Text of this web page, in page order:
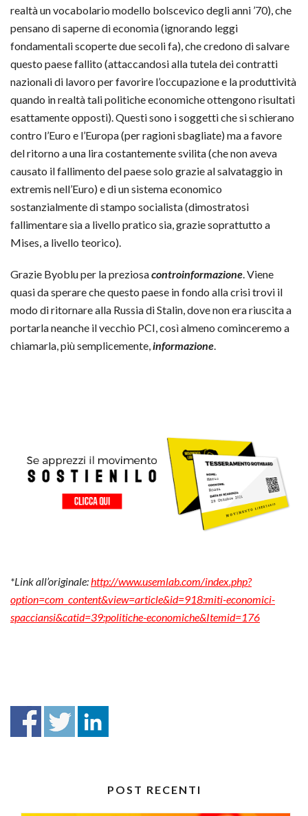
realtà un vocabolario modello bolscevico degli anni ’70), che
pensano di saperne di economia (ignorando leggi
fondamentali scoperte due secoli fa), che credono di salvare
questo paese fallito (attaccandosi alla tutela dei contratti
nazionali di lavoro per favorire l’occupazione e la produttività
quando in realtà tali politiche economiche ottengono risultati
esattamente opposti). Questi sono i soggetti che si schierano
contro l’Euro e l’Europa (per ragioni sbagliate) ma a favore
del ritorno a una lira costantemente svilita (che non aveva
causato il fallimento del paese solo grazie al salvataggio in
extremis nell’Euro) e di un sistema economico
sostanzialmente di stampo socialista (dimostratosi
fallimentare sia a livello pratico sia, grazie soprattutto a
Mises, a livello teorico).
Grazie Byoblu per la preziosacontroinformazione. Viene
quasi da sperare che questo paese in fondo alla crisi trovi il
modo di ritornare alla Russia di Stalin, dove non era riuscita a
portarla neanche il vecchio PCI, così almeno cominceremo a
chiamarla, più semplicemente,informazione.
*Link all’originale: http://www.usemlab.com/index.php?
option=com_content&view=article&id=918:miti-economici-
spacciansi&catid=39:politiche-economiche&Itemid=176
POST RECENTI